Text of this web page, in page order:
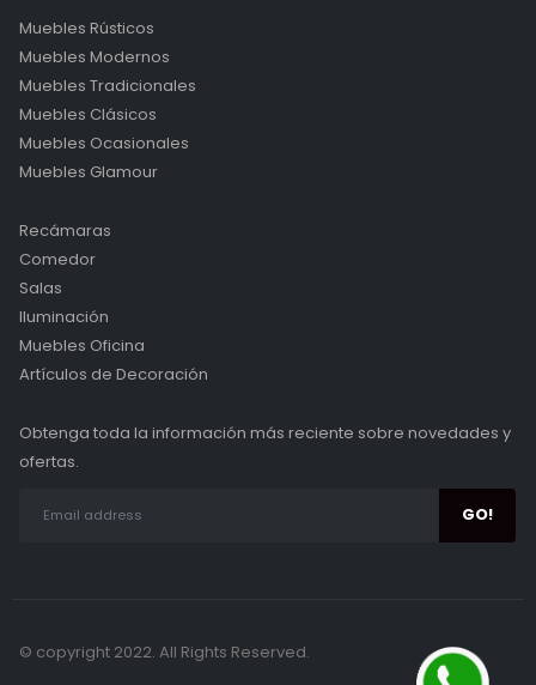
Muebles Rústicos
Muebles Modernos
Muebles Tradicionales
Muebles Clásicos
Muebles Ocasionales
Muebles Glamour
Recámaras
Comedor
Salas
Iluminación
Muebles Oficina
Artículos de Decoración
Obtenga toda la información más reciente sobre novedades y
ofertas.
© copyright 2022. All Rights Reserved.